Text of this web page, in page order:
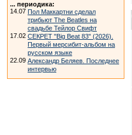
... периодика:
14.07 Пол Маккартни сделал
трибьют The Beatles на
свадьбе Тейлор Свифт
17.02 СЕКРЕТ "Big Beat 83" (2026).
Первый мерсибит-альбом на
русском языке
22.09 Александр Беляев. Последнее
интервью